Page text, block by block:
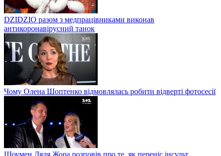
DZIDZIO разом з медпрацівниками виконав
антикоронавірусний танок
Чому Олена Шоптенко відмовлялась робити відверті фотосесії
Шоумен Дядя Жора розповів про те, як переніс інсульт